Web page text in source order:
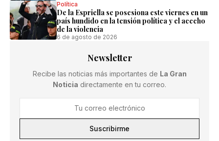
Política
De la Espriella se posesiona este viernes en un
país hundido en la tensión política y el acecho
de la violencia
6 de agosto de 2026
Newsletter
Recibe las noticias más importantes de La Gran
Noticia directamente en tu correo.
Suscribirme